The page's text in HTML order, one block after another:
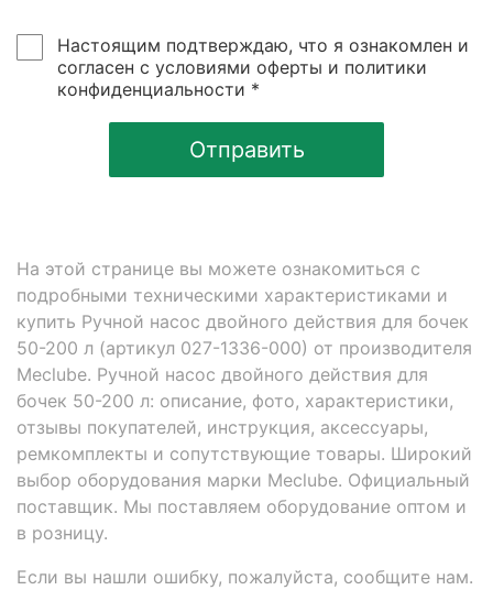
Настоящим подтверждаю, что я ознакомлен и
согласен с условиями оферты и политики
конфиденциальности *
Отправить
На этой странице вы можете ознакомиться с
подробными техническими характеристиками и
купить Ручной насос двойного действия для бочек
50-200 л (артикул 027-1336-000) от производителя
Meclube. Ручной насос двойного действия для
бочек 50-200 л: описание, фото, характеристики,
отзывы покупателей, инструкция, аксессуары,
ремкомплекты и сопутствующие товары. Широкий
выбор оборудования марки Meclube. Официальный
поставщик. Мы поставляем оборудование оптом и
в розницу.
Если вы нашли ошибку, пожалуйста, сообщите нам.